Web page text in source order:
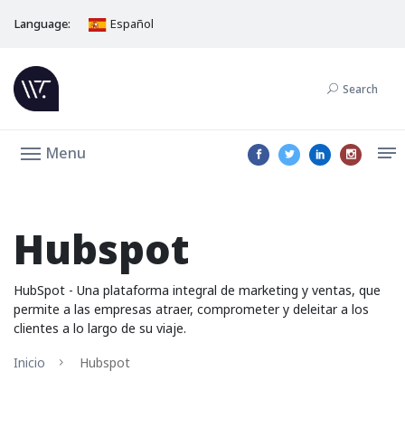
Language: Español
Search
Menu
Hubspot
HubSpot - Una plataforma integral de marketing y ventas, que
permite a las empresas atraer, comprometer y deleitar a los
clientes a lo largo de su viaje.
Inicio
Hubspot